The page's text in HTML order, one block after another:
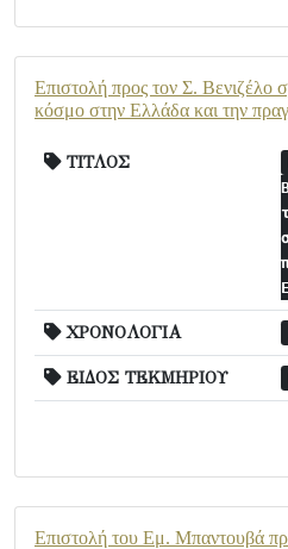
Επιστολή προς τον Σ. Βενιζέλο
κόσμο στην Ελλάδα και την
ΤΙΤΛΟΣ
ΧΡΟΝΟΛΟΓΙΑ
ΕΙΔΟΣ ΤΕΚΜΗΡΙΟΥ
Επιστολή του Εμ. Μπαντουβά